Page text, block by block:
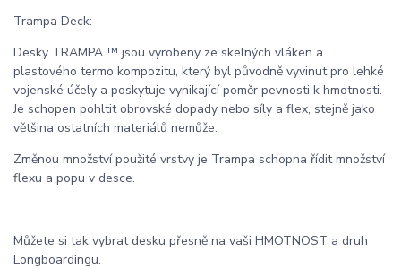
Trampa Deck:
Desky TRAMPA ™ jsou vyrobeny ze skelných vláken a
plastového termo kompozitu, který byl původně vyvinut pro lehké
vojenské účely a poskytuje vynikající poměr pevnosti k hmotnosti.
Je schopen pohltit obrovské dopady nebo síly a flex, stejně jako
většina ostatních materiálů nemůže.
Změnou množství použité vrstvy je Trampa schopna řídit množství
flexu a popu v desce.
Můžete si tak vybrat desku přesně na vaši HMOTNOST a druh
Longboardingu.